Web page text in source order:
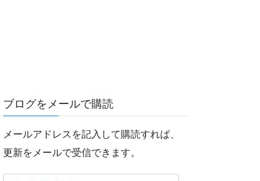
ブログをメールで購読
メールアドレスを記入して購読すれば、
更新をメールで受信できます。